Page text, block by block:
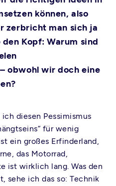
können, also
zerbricht man sich ja
Kopf: Warum sind
obwohl wir doch eine
diesen Pessimismus
für wenig
ein großes Erfinderland,
das Motorrad,
ist wirklich lang. Was den
sehe ich das so: Technik